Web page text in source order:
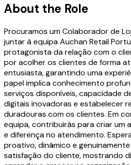
About the Role
Procuramos um Colaborador de
juntar à equipa Auchan Retail
protagonista da relação com o
por acolher os clientes de forma
entusiasta, garantindo uma
papel implica conhecimento
serviços disponíveis, capacidade
digitais inovadoras e estabelecer
duradouras com os clientes. Em
equipa, contribuirás para criar um
e diferença no atendimento.
proativo, dinâmico e
satisfação do cliente, mostrando